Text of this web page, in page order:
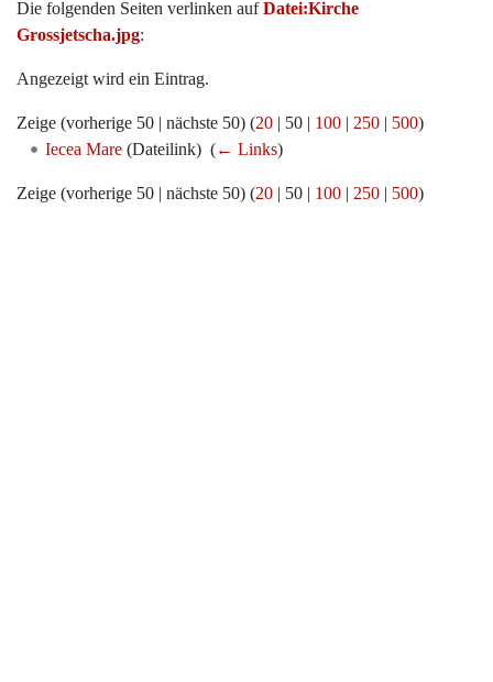
Die folgenden Seiten verlinken aufDatei:Kirche
Grossjetscha.jpg:
Angezeigt wird ein Eintrag.
Zeige (vorherige 50 | nächste 50) (20 | 50 | 100 | 250 | 500)
Iecea Mare(Dateilink) ‎ (← Links)
Zeige (vorherige 50 | nächste 50) (20 | 50 | 100 | 250 | 500)